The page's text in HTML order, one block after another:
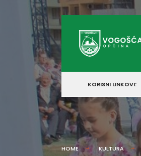
content
KORISNI LINKOVI:
HOME KULTURA